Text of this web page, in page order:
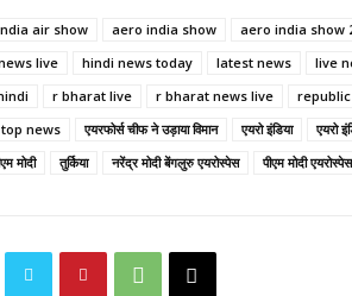
air show aero india show aero india show
live hindi news today latest news live
r bharat live r bharat news live
top news एयरफोर्स चीफ ने उड़ाया विमान एयरो इंडिया
एयरो
मोदी
तुर्किया नरेंद्र मोदी बेंगलुरु एयरोस्पेस पीएम मोदी